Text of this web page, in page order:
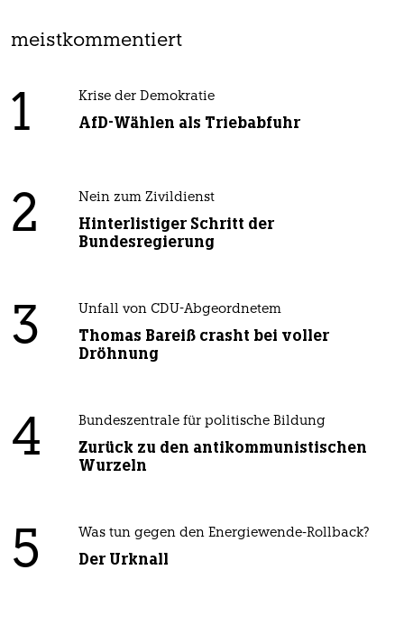
meistkommentiert
1 Krise der Demokratie
AfD-Wählen als Triebabfuhr
2 Nein zum Zivildienst
Hinterlistiger Schritt der
Bundesregierung
3 Unfall von CDU-Abgeordnetem
Thomas Bareiß crasht bei voller
Dröhnung
4 Bundeszentrale für politische Bildung
Zurück zu den antikommunistischen
Wurzeln
5 Was tun gegen den Energiewende-Rollback?
Der Urknall